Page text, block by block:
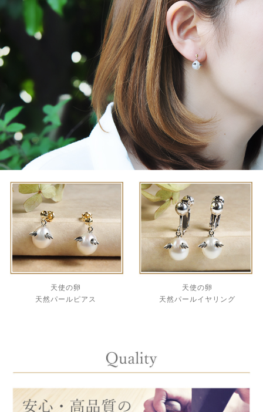
天使の卵
天然パールピアス
天使の卵
天然パールイヤリング